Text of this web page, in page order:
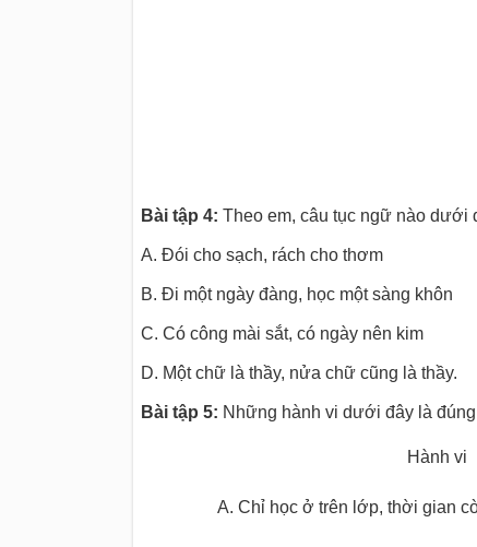
Bài tập 4: Theo em, câu tục ngữ nào dưới
A. Đói cho sạch, rách cho thơm
B. Đi một ngày đàng, học một sàng khôn
C. Có công mài sắt, có ngày nên kim
D. Một chữ là thầy, nửa chữ cũng là thầy.
Bài tập 5: Những hành vi dưới đây là
Hành vi
A. Chỉ học ở trên lớp, thời gian